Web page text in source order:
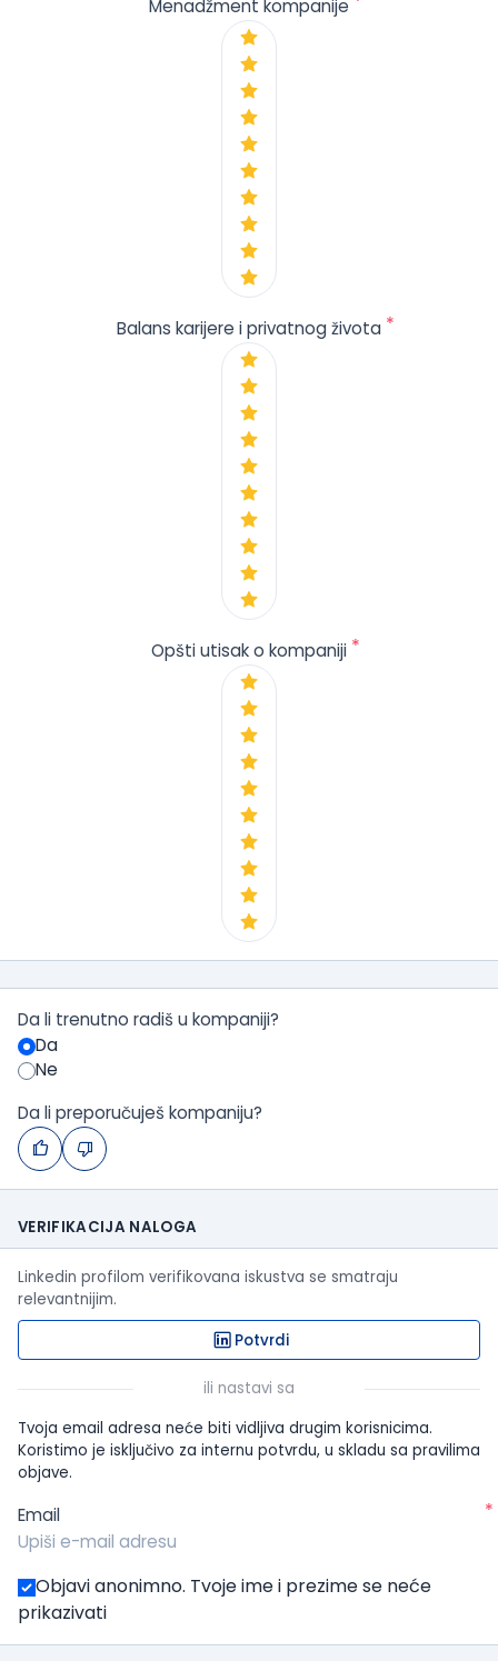
Menadžment kompanije
Balans karijere i privatnog života *
Opšti utisak o kompaniji *
Da li trenutno radiš u kompaniji?
Da
Ne
Da li preporučuješ kompaniju?
VERIFIKACIJA NALOGA
Linkedin profilom verifikovana iskustva se smatraju
relevantnijim.
Potvrdi
ili nastavi sa
Tvoja email adresa neće biti vidljiva drugim korisnicima.
Koristimo je isključivo za internu potvrdu, u skladu sa pravilima
objave.
Email *
Objavi anonimno. Tvoje ime i prezime se neće
prikazivati